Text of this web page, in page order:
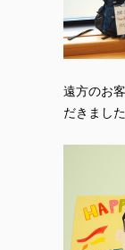
遠方のお
だきました